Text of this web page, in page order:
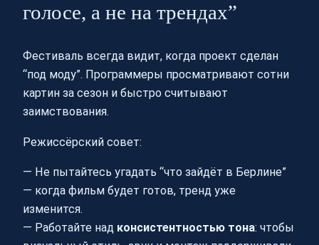
голосе, а не на трендах”
Фестиваль всегда видит, когда проект сделан
“под моду”. Программеры просматривают сотни
картин за сезон и быстро считывают
заимствования.
Режиссёрский совет:
— Не пытайтесь угадать “что зайдёт в Берлине”
— когда фильм будет готов, тренд уже
изменится.
— Работайте над консистентностью тона: чтобы